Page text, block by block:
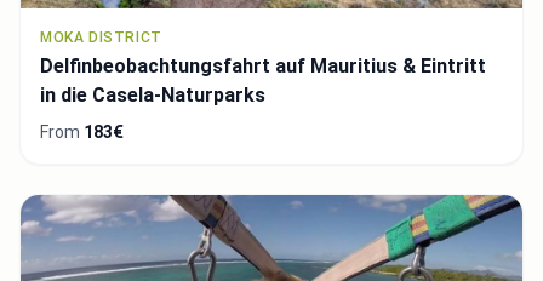
MOKA DISTRICT
Delfinbeobachtungsfahrt auf Mauritius & Eintritt
in die Casela-Naturparks
From 183€